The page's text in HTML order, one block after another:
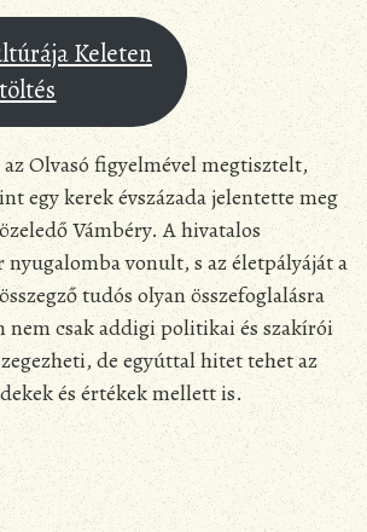
Keleten
Olvasó figyelmével megtisztelt,
egy kerek évszázada jelentette meg
Vámbéry. A hivatalos
nyugalomba vonult, s az életpályáját a
tudós olyan összefoglalásra
nem csak addigi politikai és szakírói
de egyúttal hitet tehet az
és értékek mellett is.